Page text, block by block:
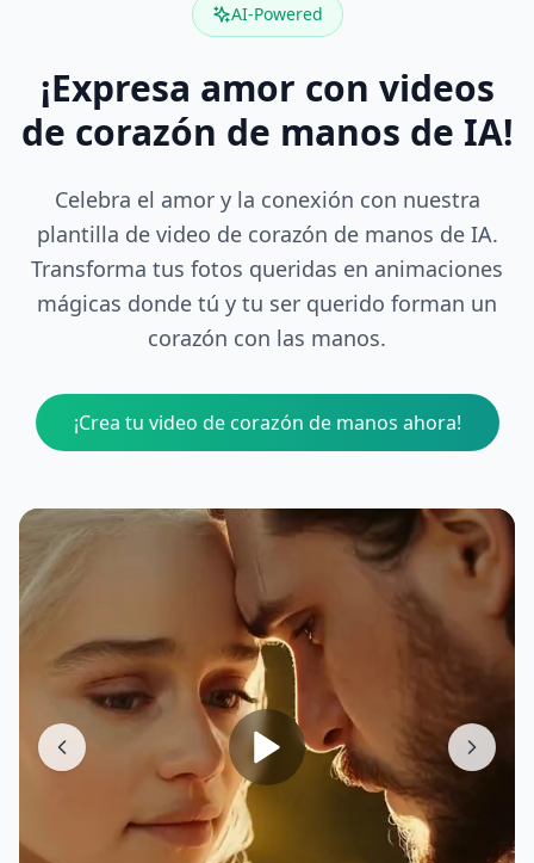
AI-Powered
¡Expresa amor con videos
de corazón de manos de IA!
Celebra el amor y la conexión con nuestra
plantilla de video de corazón de manos de IA.
Transforma tus fotos queridas en animaciones
mágicas donde tú y tu ser querido forman un
corazón con las manos.
¡Crea tu video de corazón de manos ahora!